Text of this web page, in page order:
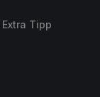
Tipp